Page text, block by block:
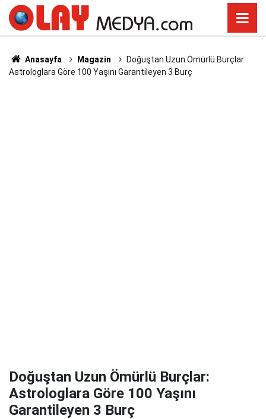
Anasayfa Magazin
Doğuştan Uzun Ömürlü Burçlar:
Astrologlara Göre 100 Yaşını Garantileyen 3 Burç
Doğuştan Uzun Ömürlü Burçlar:
Astrologlara Göre 100 Yaşını
Garantileyen 3 Burç